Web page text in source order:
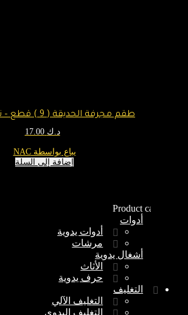
طقم مجرفة الحديقة ( 9 ) قطع – نخيل الخليج
د.ك 17.00
يباع بواسطة NAC
إضافة إلى السلة
Product categories
أدوات
أدوات يدوية
مرشات
أشغال يدوية
الأثاث
حرف يدوية
التغليف
التغليف الآلي
التغليف اليدوي